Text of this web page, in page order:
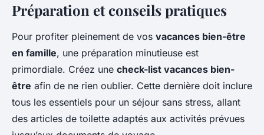
Préparation et conseils pratiques
Pour profiter pleinement de vos vacances bien-être
en famille, une préparation minutieuse est
primordiale. Créez une check-list vacances bien-
être afin de ne rien oublier. Cette dernière doit inclure
tous les essentiels pour un séjour sans stress, allant
des articles de toilette adaptés aux activités prévues